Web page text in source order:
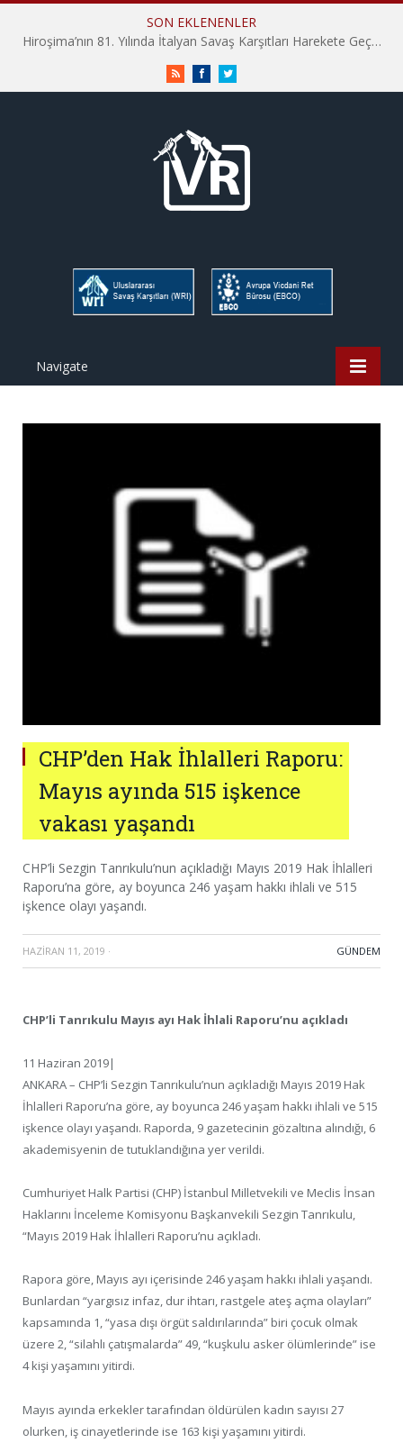
SON EKLENENLER
Hiroşima’nın 81. Yılında İtalyan Savaş Karşıtları Harekete Geçti: “Hatırlamak yeterli değil”
RSS FacebookTwitter
Navigate
CHP’den Hak İhlalleri Raporu:
Mayıs ayında 515 işkence
vakası yaşandı
CHP’li Sezgin Tanrıkulu’nun açıkladığı Mayıs 2019 Hak İhlalleri
Raporu’na göre, ay boyunca 246 yaşam hakkı ihlali ve 515
işkence olayı yaşandı.
HAZIRAN 11, 2019 · GÜNDEM
CHP’li Tanrıkulu Mayıs ayı Hak İhlali Raporu’nu açıkladı
11 Haziran 2019|
ANKARA – CHP’li Sezgin Tanrıkulu’nun açıkladığı Mayıs 2019 Hak
İhlalleri Raporu’na göre, ay boyunca 246 yaşam hakkı ihlali ve 515
işkence olayı yaşandı. Raporda, 9 gazetecinin gözaltına alındığı, 6
akademisyenin de tutuklandığına yer verildi.
Cumhuriyet Halk Partisi (CHP) İstanbul Milletvekili ve Meclis İnsan
Haklarını İnceleme Komisyonu Başkanvekili Sezgin Tanrıkulu,
“Mayıs 2019 Hak İhlalleri Raporu’nu açıkladı.
Rapora göre, Mayıs ayı içerisinde 246 yaşam hakkı ihlali yaşandı.
Bunlardan “yargısız infaz, dur ihtarı, rastgele ateş açma olayları”
kapsamında 1, “yasa dışı örgüt saldırılarında” biri çocuk olmak
üzere 2, “silahlı çatışmalarda” 49, “kuşkulu asker ölümlerinde” ise
4 kişi yaşamını yitirdi.
Mayıs ayında erkekler tarafından öldürülen kadın sayısı 27
olurken, iş cinayetlerinde ise 163 kişi yaşamını yitirdi.